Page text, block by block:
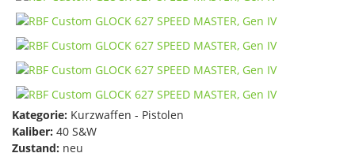
Kategorie: Kurzwaffen - Pistolen
Kaliber: 40 S&W
Zustand: neu